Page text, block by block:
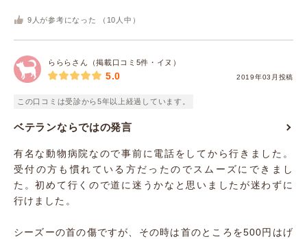
9 人が参考になった （ 10 人中）
らららさん（掲載口コミ5件・イヌ）
2019年03月投稿
5.0
この口コミは受診から5年以上経過しています。
ベテランならではの発言
有名な動物病院なので事前に電話をしてから行きました。
受付の方も慣れている方だったのでスムーズにできまし
た。初めて行くので道に迷うかなと思いましたが迷わずに
行けました。
シーズーの首の傷ですが、その時は首のところを500円はげ